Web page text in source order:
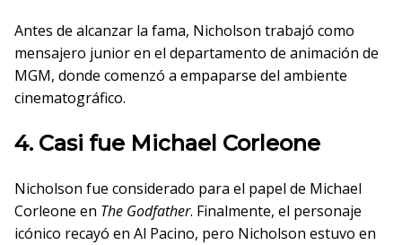
Antes de alcanzar la fama, Nicholson trabajó como
mensajero junior en el departamento de animación de
MGM, donde comenzó a empaparse del ambiente
cinematográfico.
4. Casi fue Michael Corleone
Nicholson fue considerado para el papel de Michael
Corleone en The Godfather. Finalmente, el personaje
icónico recayó en Al Pacino, pero Nicholson estuvo en